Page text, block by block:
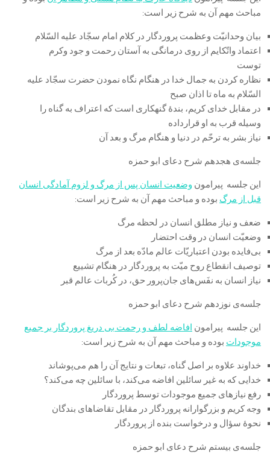
مباحث مهم آن به شرح زیر است:
بیان وحدانیّت وعظمت پروردگار در کلام امام سجّاد علیه السّلام
اعتماد واتّکایم از روی درمانگی به آستان رحمت و جود وکرم
توست
نظاره کردن به جمال خدا در هنگام نگاه نمودن حضرت سجّاد علیه
السّلام به ماه تا اذان صبح
در مقابل خدای کریم، بندۀ گنهکاری است که اعتراف به گناه را
وسیله قرب به او قرارداده
نیاز بشر به ترحّم در دنیا و هنگام مرگ و بعد آن
جلسه‌ی هجدهم شرح دعای ابو حمزه
این جلسه پیرامون وضعیت انسان پس از مرگ و لزوم آمادگی انسان
قبل از مرگ بوده و مباحث مهم آن به شرح زیر است:
ضعف و نیاز مطلق انسان در لحظه مرگ
وضعیّت انسان در وقت احتضار
بی‌فایده بودن اعتباریّات عالم مادّه بعد از مرگ
توصیف انقطاع روح میّت به پروردگار در هنگام تشییع
نیاز انسان به نفَس‌های جان‌پرور حق، در کُربات عالم قبر
جلسه‌ی نوزدهم شرح دعای ابو حمزه
این جلسه پیرامون افاضه لطف و رحمت بی دریغ پروردگار بر جمیع
موجودات بوده و مباحث مهم آن به شرح زیر است:
خداوند علاوه بر اصل گناه، تبعات و نتایج آن را هم می‌پوشاند
خدایی که به غیر سائلین افاضه می‌کند، با سائلین چه می‌کند؟
رفع نیازهای جمیع موجودات توسط پروردگار
وجه کریم و بزرگوارانه پروردگار در مقابل تقاضاهای بندگان
نحوۀ سؤال و درخواست بنده از پروردگار
جلسه‌ی بیستم شرح دعای ابو حمزه